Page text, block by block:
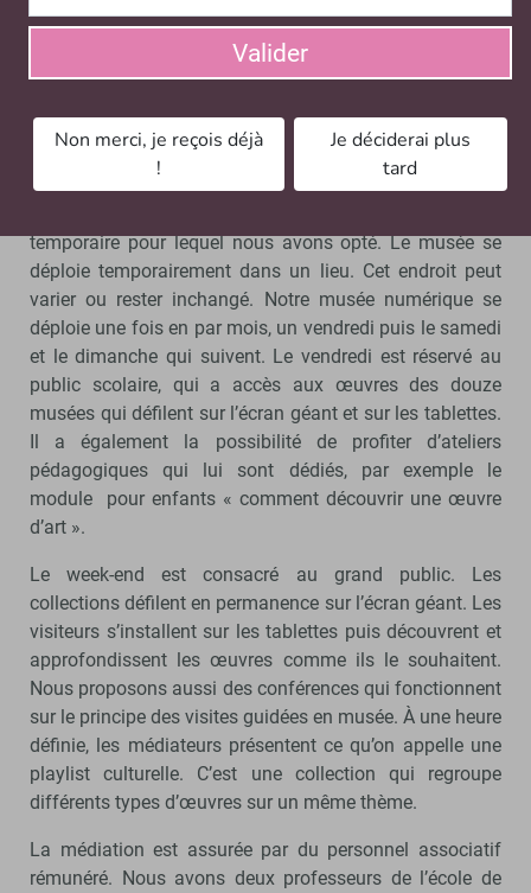
conférences qui fonctionnent sur
le principe des visites guidées en
Le dispositif Micro-Folie propose deux formules. Il y a
l’option fixe où le musée est installé définitivement dans
temporaire pour lequel nous avons opté. Le musée se
déploie temporairement dans un lieu. Cet endroit peut
varier ou rester inchangé. Notre musée numérique se
déploie une fois en par mois, un vendredi puis le samedi
et le dimanche qui suivent. Le vendredi est réservé au
public scolaire, qui a accès aux œuvres des douze
musées qui défilent sur l’écran géant et sur les tablettes.
Il a également la possibilité de profiter d’ateliers
pédagogiques qui lui sont dédiés, par exemple le
module pour enfants « comment découvrir une œuvre
d’art ».
Le week-end est consacré au grand public. Les
collections défilent en permanence sur l’écran géant. Les
visiteurs s’installent sur les tablettes puis découvrent et
approfondissent les œuvres comme ils le souhaitent.
Nous proposons aussi des conférences qui fonctionnent
sur le principe des visites guidées en musée. À une heure
définie, les médiateurs présentent ce qu’on appelle une
playlist culturelle. C’est une collection qui regroupe
différents types d’œuvres sur un même thème.
La médiation est assurée par du personnel associatif
rémunéré. Nous avons deux professeurs de l’école de
Valider
Non merci, je reçois déjà
!
Je déciderai plus
tard